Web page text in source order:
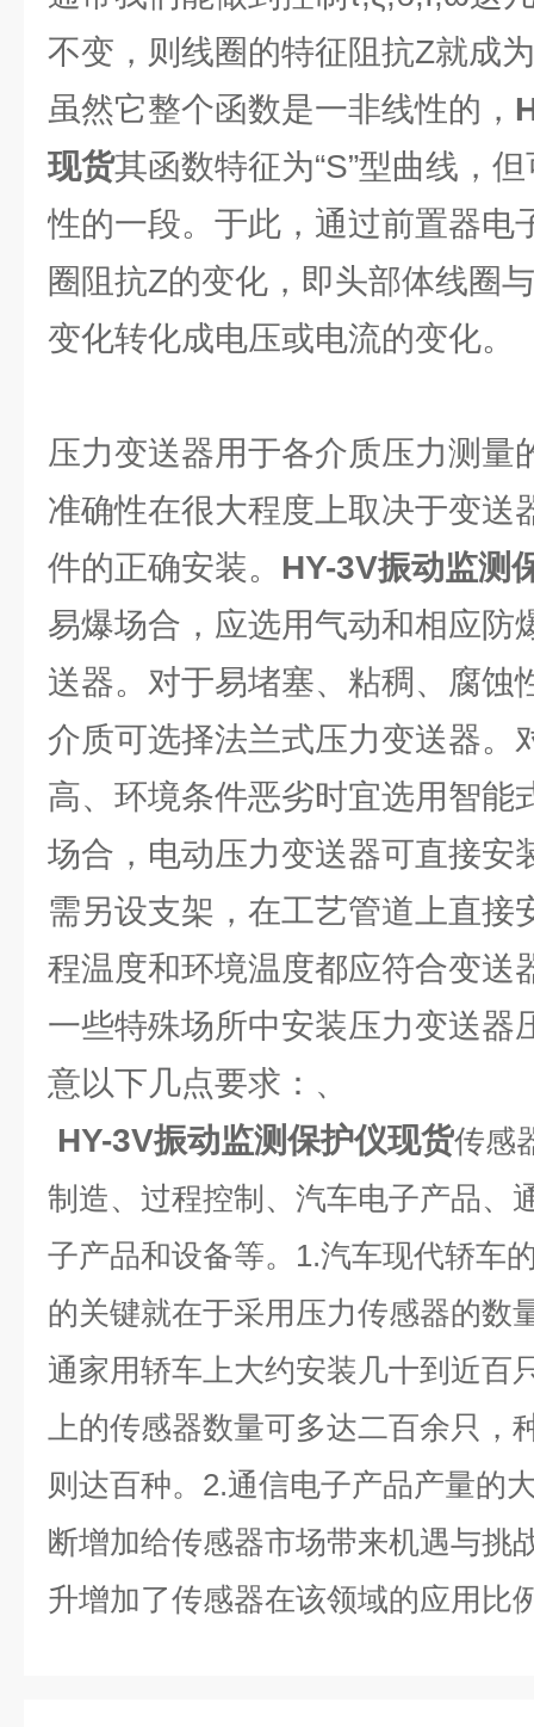
不变，则线圈的特征阻抗Z就成
虽然它整个函数是一非线性的，
现货其函数特征为“S”型曲线，
性的一段。于此，通过前置器电
圈阻抗Z的变化，即头部体线圈
变化转化成电压或电流的变化。
压力变送器用于各介质压力测量
准确性在很大程度上取决于变送
件的正确安装。 HY-3V振动监测
易爆场合，应选用气动和相应防
送器。对于易堵塞、粘稠、腐蚀
介质可选择法兰式压力变送器。
高、环境条件恶劣时宜选用智能
场合，电动压力变送器可直接安
需另设支架，在工艺管道上直接
程温度和环境温度都应符合变送
一些特殊场所中安装压力变送器
意以下几点要求：、
HY-3V振动监测保护仪现货传感
制造、过程控制、汽车电子产品、
子产品和设备等。1.汽车现代轿车
的关键就在于采用压力传感器的数
通家用轿车上大约安装几十到近百
上的传感器数量可多达二百余只，
则达百种。2.通信电子产品产量的
断增加给传感器市场带来机遇与挑
升增加了传感器在该领域的应用比